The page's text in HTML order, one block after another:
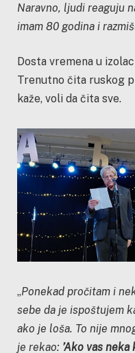
Naravno, ljudi reaguju
imam 80 godina i
Dosta vremena u
Trenutno čita ruskog
kaže, voli da čita sve.
„Ponekad pročitam i
sebe da je ispoštujem
ako je loša. To nije
je rekao: ’Ako vas